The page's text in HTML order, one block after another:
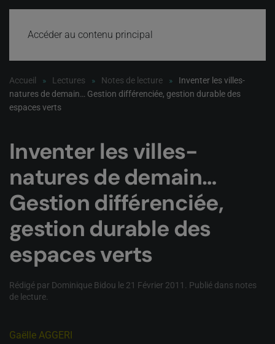
Accéder au contenu principal
Accueil Lectures Notes de lecture
Inventer les villes-
natures de demain… Gestion différenciée, gestion durable des
espaces verts
Inventer les villes-
natures de demain…
Gestion différenciée,
gestion durable des
espaces verts
Rédigé par Dominique Bidou le 21 Février 2011 . Publié dans notes
de lecture
Gaëlle AGGERI